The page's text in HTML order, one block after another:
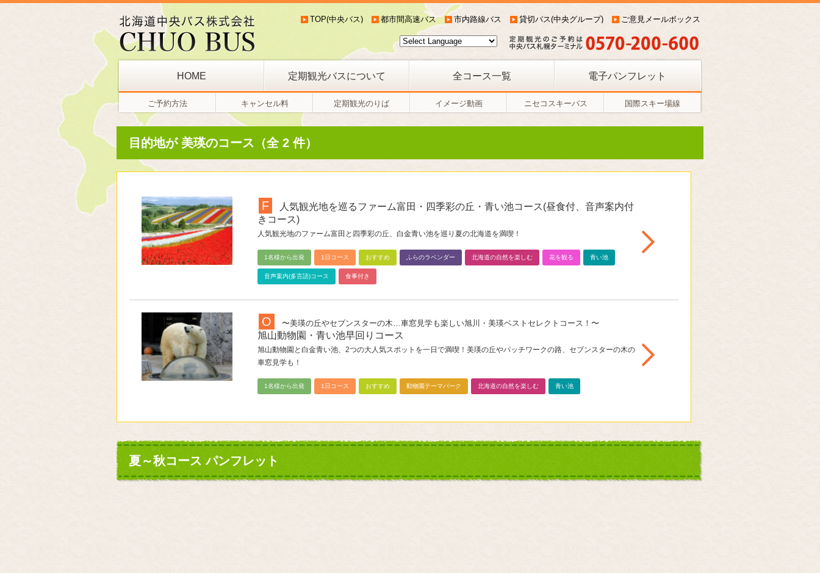
TOP(中央バス) 都市間高速バス 市内路線バス 貸切バス(中央グループ) ご意見メールボックス
HOME 定期観光バスについて 全コース一覧 電子パンフレット
ご予約方法 キャンセル料 定期観光のりば イメージ動画 ニセコスキーバス 国際スキー場線
目的地が 美瑛のコース（全 2 件）
F
人気観光地を巡るファーム富田・四季彩の丘・青い池コース(昼食付、音声案内付
きコース)
人気観光地のファーム富田と四季彩の丘、白金青い池を巡り夏の北海道を満喫！
1名様から出発 1日コース おすすめ ふらのラベンダー 北海道の自然を楽しむ 花を観る 青い池
音声案内(多言語)コース 食事付き
O 〜美瑛の丘やセブンスターの木…車窓見学も楽しい旭川・美瑛ベストセレクトコース！〜
旭山動物園・青い池早回りコース
旭山動物園と白金青い池、2つの大人気スポットを一日で満喫！美瑛の丘やパッチワークの路、セブンスターの木の
車窓見学も！
1名様から出発 1日コース おすすめ 動物園テーマパーク 北海道の自然を楽しむ 青い池
夏～秋コース パンフレット